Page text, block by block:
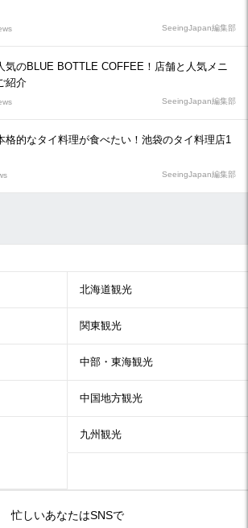
SeeingJapan編集部
気のBLUE BOTTLE COFFEE！店舗と人気メニ
紹介
SeeingJapan編集部
格的なタイ料理が食べたい！池袋のタイ料理店1
SeeingJapan編集部
北海道観光
関東観光
中部・東海観光
中国地方観光
九州観光
忙しいあなたはSNSで